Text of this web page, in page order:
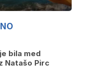
bila med
Natašo Pirc